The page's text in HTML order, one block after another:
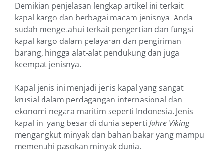
Demikian penjelasan lengkap artikel ini terkait
kapal kargo dan berbagai macam jenisnya. Anda
sudah mengetahui terkait pengertian dan fungsi
kapal kargo dalam pelayaran dan pengiriman
barang, hingga alat-alat pendukung dan juga
keempat jenisnya.
Kapal jenis ini menjadi jenis kapal yang sangat
krusial dalam perdagangan internasional dan
ekonomi negara maritim seperti Indonesia. Jenis
kapal ini yang besar di dunia seperti Jahre Viking
mengangkut minyak dan bahan bakar yang mampu
memenuhi pasokan minyak dunia.